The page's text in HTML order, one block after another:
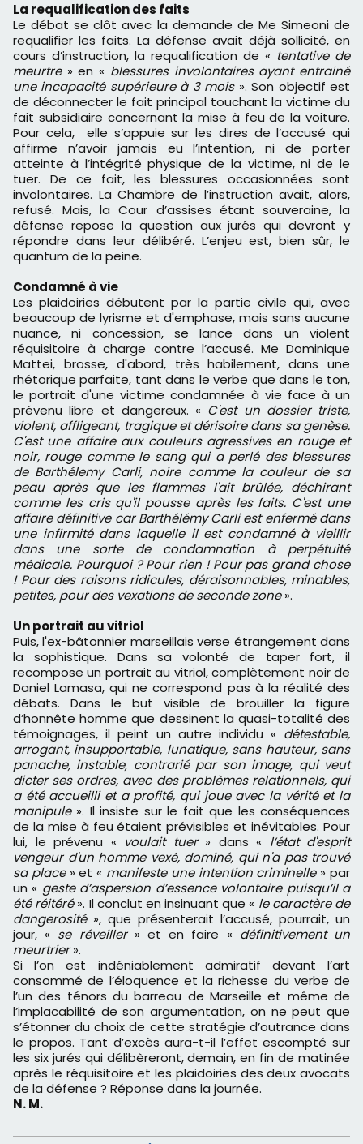
La requalification des faits
Le débat se clôt avec la demande de Me Simeoni de
requalifier les faits. La défense avait déjà sollicité, en
cours d’instruction, la requalification de « tentative de
meurtre » en « blessures involontaires ayant entrainé
une incapacité supérieure à 3 mois ». Son objectif est
de déconnecter le fait principal touchant la victime du
fait subsidiaire concernant la mise à feu de la voiture.
Pour cela, elle s’appuie sur les dires de l’accusé qui
affirme n’avoir jamais eu l’intention, ni de porter
atteinte à l’intégrité physique de la victime, ni de le
tuer. De ce fait, les blessures occasionnées sont
involontaires. La Chambre de l’instruction avait, alors,
refusé. Mais, la Cour d’assises étant souveraine, la
défense repose la question aux jurés qui devront y
répondre dans leur délibéré. L’enjeu est, bien sûr, le
quantum de la peine.
Condamné à vie
Les plaidoiries débutent par la partie civile qui, avec
beaucoup de lyrisme et d'emphase, mais sans aucune
nuance, ni concession, se lance dans un violent
réquisitoire à charge contre l’accusé. Me Dominique
Mattei, brosse, d'abord, très habilement, dans une
rhétorique parfaite, tant dans le verbe que dans le ton,
le portrait d'une victime condamnée à vie face à un
prévenu libre et dangereux. « C'est un dossier triste,
violent, affligeant, tragique et dérisoire dans sa genèse.
C'est une affaire aux couleurs agressives en rouge et
noir, rouge comme le sang qui a perlé des blessures
de Barthélemy Carli, noire comme la couleur de sa
peau après que les flammes l'ait brûlée, déchirant
comme les cris qu'il pousse après les faits. C'est une
affaire définitive car Barthélémy Carli est enfermé dans
une infirmité dans laquelle il est condamné à vieillir
dans une sorte de condamnation à perpétuité
médicale. Pourquoi ? Pour rien ! Pour pas grand chose
! Pour des raisons ridicules, déraisonnables, minables,
petites, pour des vexations de seconde zone».
Un portrait au vitriol
Puis, l'ex-bâtonnier marseillais verse étrangement dans
la sophistique. Dans sa volonté de taper fort, il
recompose un portrait au vitriol, complètement noir de
Daniel Lamasa, qui ne correspond pas à la réalité des
débats. Dans le but visible de brouiller la figure
d’honnête homme que dessinent la quasi-totalité des
témoignages, il peint un autre individu « détestable,
arrogant, insupportable, lunatique, sans hauteur, sans
panache, instable, contrarié par son image, qui veut
dicter ses ordres, avec des problèmes relationnels, qui
a été accueilli et a profité, qui joue avec la vérité et la
manipule ». Il insiste sur le fait que les conséquences
de la mise à feu étaient prévisibles et inévitables. Pour
lui, le prévenu « voulait tuer » dans « l’état d'esprit
vengeur d'un homme vexé, dominé, qui n'a pas trouvé
sa place » et « manifeste une intention criminelle » par
un « geste d’aspersion d’essence volontaire puisqu’il a
été réitéré». Il conclut en insinuant que « le caractère de
dangerosité », que présenterait l’accusé, pourrait, un
jour, « se réveiller » et en faire « définitivement un
meurtrier».
Si l’on est indéniablement admiratif devant l’art
consommé de l’éloquence et la richesse du verbe de
l’un des ténors du barreau de Marseille et même de
l’implacabilité de son argumentation, on ne peut que
s’étonner du choix de cette stratégie d’outrance dans
le propos. Tant d’excès aura-t-il l’effet escompté sur
les six jurés qui délibèreront, demain, en fin de matinée
après le réquisitoire et les plaidoiries des deux avocats
de la défense ? Réponse dans la journée.
N. M.